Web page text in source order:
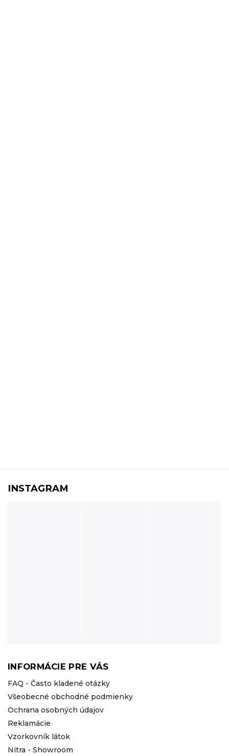
INFORMÁCIE PRE VÁS
FAQ - Často kladené otázky
Všeobecné obchodné podmienky
Ochrana osobných údajov
Reklamácie
Vzorkovník látok
Nitra - Showroom
INSTAGRAM